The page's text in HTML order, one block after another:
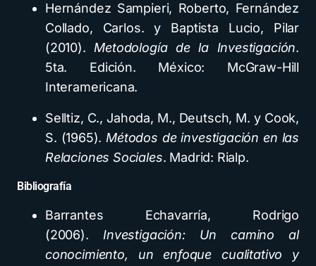
Hernández Sampieri, Roberto, Fernández
Collado, Carlos. y Baptista Lucio, Pilar
(2010).Metodología de la Investigación.
5ta. Edición. México: McGraw-Hill
Interamericana.
Selltiz, C., Jahoda, M., Deutsch, M. y Cook,
S. (1965).Métodos de investigación en las
Relaciones Sociales. Madrid: Rialp.
Bibliografía
Barrantes Echavarría, Rodrigo
(2006).Investigación: Un camino al
conocimiento, un enfoque cualitativo y